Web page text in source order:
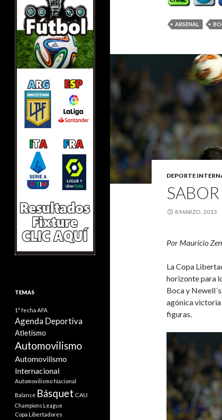
ARSENAL
DEPORTE
8 MARZO, 2013
Por Mauricio
La Copa
horizonte para
Boca y
agónica victoria
figuras.
TEMAS
1° fecha AFA
Agenda Deportiva
Atletismo
Automovilismo
Automovilismo
Internacional
Automovilismo Nacional
Balance Básquet CAU
Champions League
Copa Libertadores